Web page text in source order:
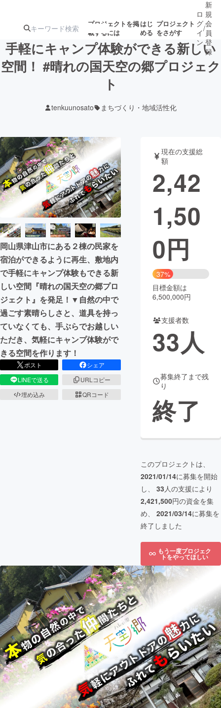
プロジェクトを掲
載するには
はじ
める
プロジェクト
をさがす
注目の新着プロ
テクノロジー・ガジェット
映像・映画 書籍・雑誌
ビジネス・起業 チャレンジ
まちづくり・地域活性化
CAMPFIRE for Social Good
CAMPFIRE Creation
CAMPFIREふるさと納税machi-ya コミュニティ
ロ
グ
イ
ン
/
新
規
会
員
登
録
手軽にキャンプ体験ができる新しい
空間！ #晴れの国天空の郷プロジェク
ト
tenkuunosato まちづくり・地域活性化
岡山県津山市にある２棟の民家を
宿泊ができるように再生、敷地内
で手軽にキャンプ体験もできる新
しい空間『晴れの国天空の郷プロ
ジェクト』を発足！▼自然の中で
過ごす素晴らしさと、道具を持っ
ていなくても、手ぶらでお越しい
ただき、気軽にキャンプ体験がで
きる空間を作ります！
ポスト
シェア
LINEで送る
URLコピー
埋め込み
QRコード
現在の支援総
額
2,42
1,50
0円
37%
目標金額は
6,500,000円
支援者数
33人
募集終了まで残
り
終了
このプロジェクトは、
2021/01/14に募集を開始
し、 33人の支援により
2,421,500円の資金を集
め、 2021/03/14に募集を
終了しました
もう一度プロジェク
トをやってほしい